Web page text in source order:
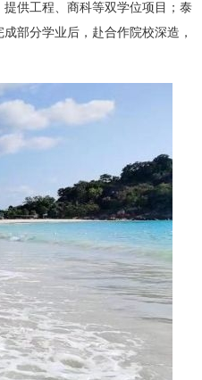
供工程、商科等双学位项目；泰
部分学业后，赴合作院校深造，